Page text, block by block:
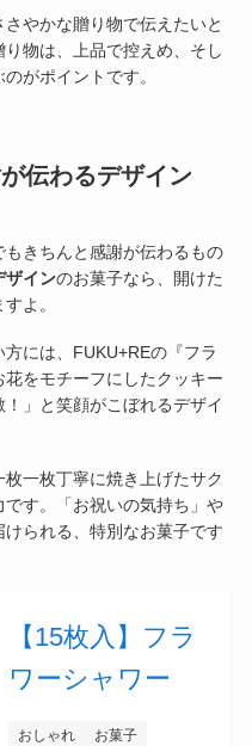
やかな贈り物で伝えたいと
物は、上品で控えめ、そし
がポイントです。
伝わるデザイン
きちんと感謝が伝わるもの
ザインのお菓子なら、開けた
よ。
には、FUKU+REの『フラ
をモチーフにしたクッキー
」と笑顔がこぼれるデザイ
一枚丁寧に焼き上げたサク
す。「お祝いの気持ち」や
けられる、特別なお菓子です
【15枚入】フラ
ワーシャワー
おしゃれ
お菓子